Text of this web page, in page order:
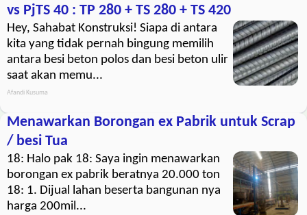
vs PjTS 40 : TP 280 + TS 280 + TS 420
Hey, Sahabat Konstruksi! Siapa di antara
kita yang tidak pernah bingung memilih
antara besi beton polos dan besi beton ulir
saat akan memu...
Afandi Kusuma
Menawarkan Borongan ex Pabrik untuk Scrap
/ besi Tua
18: Halo pak 18: Saya ingin menawarkan
borongan ex pabrik beratnya 20.000 ton
18: 1. Dijual lahan beserta bangunan nya
harga 200mil...